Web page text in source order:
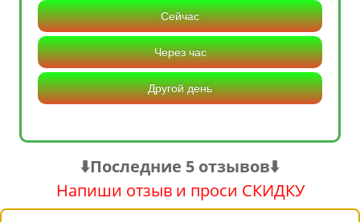
Сейчас
Через час
Другой день
⬇️Последние 5 отзывов⬇️
Напиши отзыв и проси СКИДКУ